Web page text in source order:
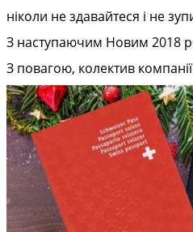
ніколи не здавайтеся і не
З наступаючим Новим 2018
З повагою, колектив